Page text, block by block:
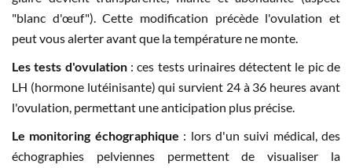
"blanc d'œuf"). Cette modification précède l'ovulation et
peut vous alerter avant que la température ne monte.
Les tests d'ovulation: ces tests urinaires détectent le pic de
LH (hormone lutéinisante) qui survient 24 à 36 heures avant
l'ovulation, permettant une anticipation plus précise.
Le monitoring échographique : lors d'un suivi médical, des
échographies pelviennes permettent de visualiser la